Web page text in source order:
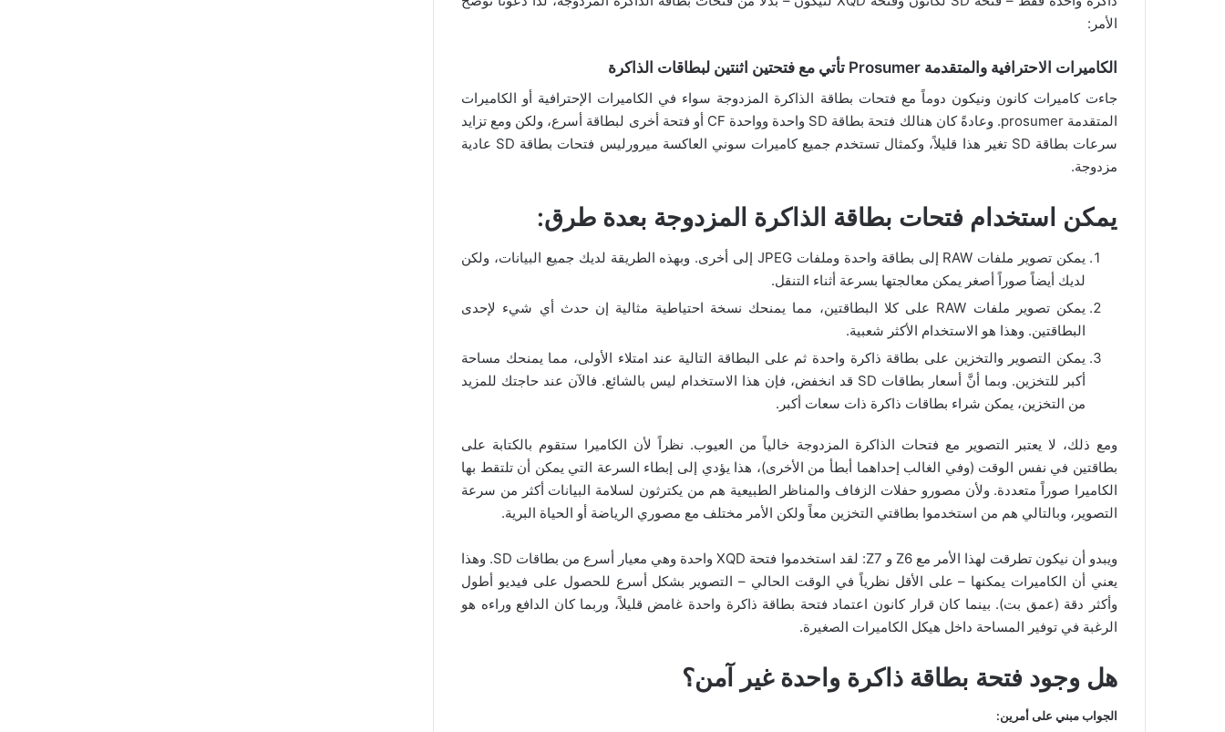
الأمر:
الكاميرات الاحترافية والمتقدمة Prosumer تأتي مع فتحتين اثنتين لبطاقات الذاكرة
جاءت كاميرات كانون ونيكون دوماً مع فتحات بطاقة الذاكرة المزدوجة سواء في الكاميرات الإحترافية أو الكاميرات
المتقدمة prosumer. وعادةً كان هنالك فتحة بطاقة SD واحدة وواحدة CF أو فتحة أخرى لبطاقة أسرع، ولكن ومع تزايد
سرعات بطاقة SD تغير هذا قليلاً، وكمثال تستخدم جميع كاميرات سوني العاكسة ميرورليس فتحات بطاقة SD عادية
مزدوجة.
يمكن استخدام فتحات بطاقة الذاكرة المزدوجة بعدة طرق:
يمكن تصوير ملفات RAW إلى بطاقة واحدة وملفات JPEG إلى أخرى. وبهذه الطريقة لديك جميع البيانات، ولكن
لديك أيضاً صوراً أصغر يمكن معالجتها بسرعة أثناء التنقل.
يمكن تصوير ملفات RAW على كلا البطاقتين، مما يمنحك نسخة احتياطية مثالية إن حدث أي شيء لإحدى
البطاقتين. وهذا هو الاستخدام الأكثر شعبية.
يمكن التصوير والتخزين على بطاقة ذاكرة واحدة ثم على البطاقة التالية عند امتلاء الأولى، مما يمنحك مساحة
أكبر للتخزين. وبما أنَّ أسعار بطاقات SD قد انخفض، فإن هذا الاستخدام ليس بالشائع. فالآن عند حاجتك للمزيد
من التخزين، يمكن شراء بطاقات ذاكرة ذات سعات أكبر.
ومع ذلك، لا يعتبر التصوير مع فتحات الذاكرة المزدوجة خالياً من العيوب. نظراً لأن الكاميرا ستقوم بالكتابة على
بطاقتين في نفس الوقت (وفي الغالب إحداهما أبطأ من الأخرى)، هذا يؤدي إلى إبطاء السرعة التي يمكن أن تلتقط بها
الكاميرا صوراً متعددة. ولأن مصورو حفلات الزفاف والمناظر الطبيعية هم من يكترثون لسلامة البيانات أكثر من سرعة
التصوير، وبالتالي هم من استخدموا بطاقتي التخزين معاً ولكن الأمر مختلف مع مصوري الرياضة أو الحياة البرية.
ويبدو أن نيكون تطرقت لهذا الأمر مع Z6 و Z7: لقد استخدموا فتحة XQD واحدة وهي معيار أسرع من بطاقات SD. وهذا
يعني أن الكاميرات يمكنها – على الأقل نظرياً في الوقت الحالي – التصوير بشكل أسرع للحصول على فيديو أطول
وأكثر دقة (عمق بت). بينما كان قرار كانون اعتماد فتحة بطاقة ذاكرة واحدة غامض قليلاً، وربما كان الدافع وراءه هو
الرغبة في توفير المساحة داخل هيكل الكاميرات الصغيرة.
هل وجود فتحة بطاقة ذاكرة واحدة غير آمن؟
الجواب مبني على أمرين: